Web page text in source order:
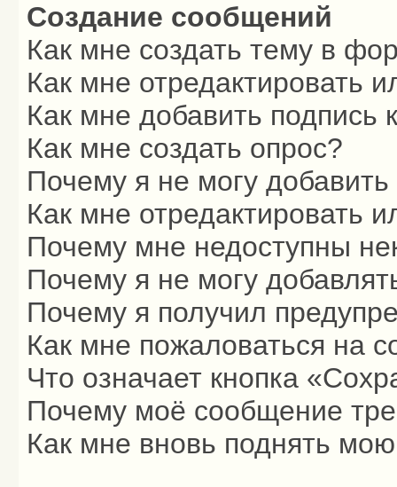
Создание сообщений
Как мне создать тему в
Как мне отредактировать
Как мне добавить
Как мне создать опрос?
Почему я не могу
Как мне отредактировать
Почему мне недоступны
Почему я не могу
Почему я получил
Как мне пожаловаться на
Что означает кнопка
Почему моё сообщение
Как мне вновь поднять